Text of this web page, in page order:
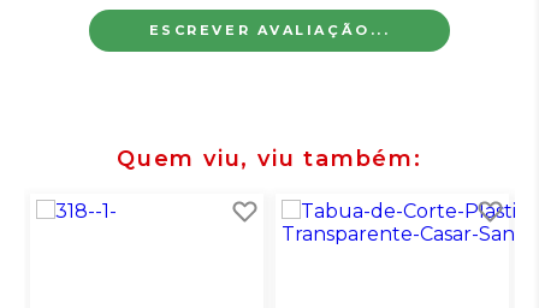
ESCREVER AVALIAÇÃO...
Quem viu, viu também